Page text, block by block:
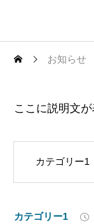
お知らせ
ここに説明文が
カテゴリー1
カテゴリー1